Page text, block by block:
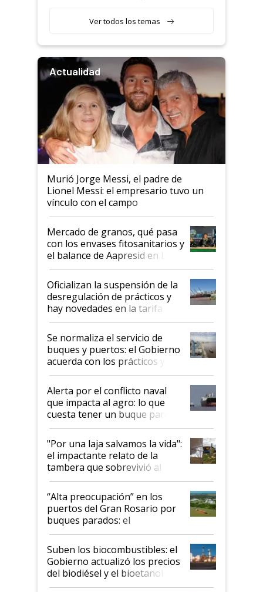
Ver todos los temas
Actualidad
Murió Jorge Messi, el padre de
Lionel Messi: el empresario tuvo un
vínculo con el campo
Mercado de granos, qué pasa
con los envases fitosanitarios y
el balance de Aapresid en La
Posta
Oficializan la suspensión de la
desregulación de prácticos y
hay novedades en la tarifa de
la hidrovía
Se normaliza el servicio de
buques y puertos: el Gobierno
acuerda con los prácticos y
suspende el decreto de
desregulación
Alerta por el conflicto naval
que impacta al agro: lo que
cuesta tener un buque parado
y el peligro de que Argentina
pase a ser "país sucio"
"Por una laja salvamos la vida":
el impactante relato de la
tambera que sobrevivió al
tornado
“Alta preocupación” en los
puertos del Gran Rosario por
buques parados: el
funcionamiento de las
exportadoras en tensión tras
la medida de fuerza de los
prácticos
Suben los biocombustibles: el
Gobierno actualizó los precios
del biodiésel y el bioetanol